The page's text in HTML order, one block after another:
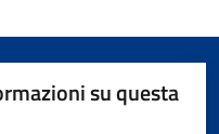
su questa